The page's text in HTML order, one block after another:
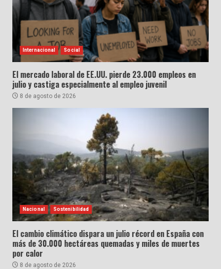
Internacional Social
El mercado laboral de EE.UU. pierde 23.000 empleos en
julio y castiga especialmente al empleo juvenil
8 de agosto de 2026
Nacional Sostenibilidad
El cambio climático dispara un julio récord en España con
más de 30.000 hectáreas quemadas y miles de muertes
por calor
8 de agosto de 2026